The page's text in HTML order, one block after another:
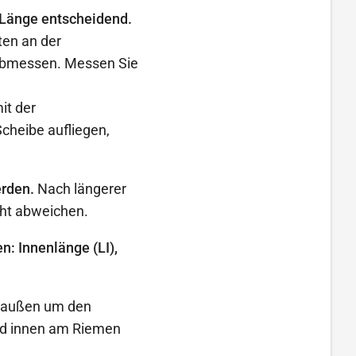
entscheidend.
an der
Messen Sie
der
aufliegen,
Nach längerer
abweichen.
Innenlänge (LI),
um den
innen am Riemen